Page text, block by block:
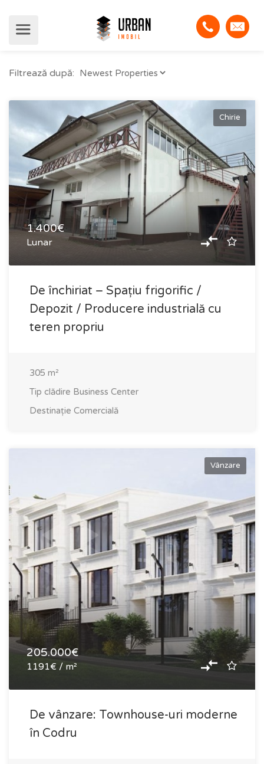
Filtrează după:
Chirie
1.400€
Lunar
De închiriat – Spațiu frigorific /
Depozit / Producere industrială cu
teren propriu
305 m²
Tip clădire Business Center
Destinație Comercială
Vânzare
205.000€
1191€ / m²
De vânzare: Townhouse-uri moderne
în Codru